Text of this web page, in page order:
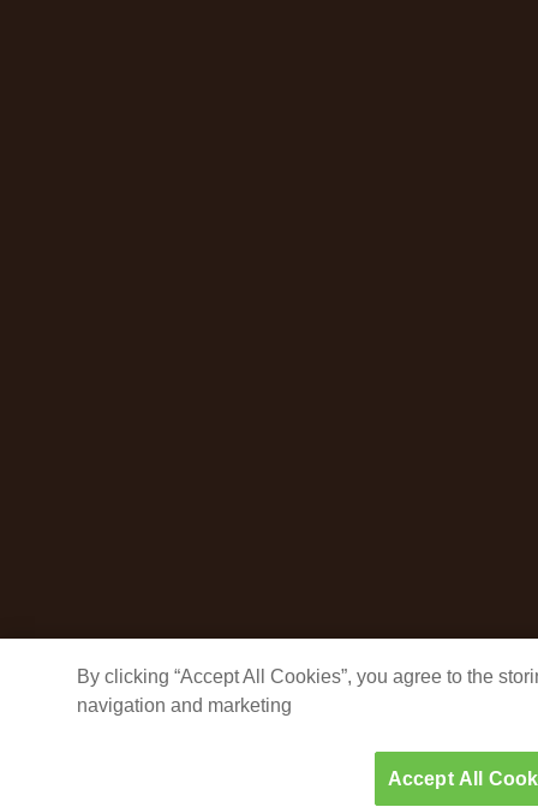
By clicking “Accept All Cookies”, you agree to the
navigation and marketing
Accept All